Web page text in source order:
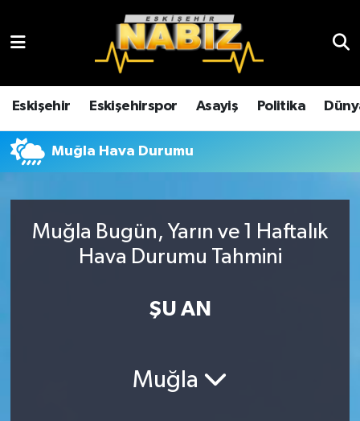
Eskişehir Eskişehirspor Asayiş Politika
Muğla Hava Durumu
Muğla Bugün, Yarın ve 1 Haftalık
Hava Durumu Tahmini
ŞU AN
Muğla
Çevre
Dünya
Ekonomi
Eskişehir
Eskişehir Hava Durumu
Eskişehir Trafik Yoğunluk Haritası
TFF 3.Lig 4.Grup Puan Durumu ve Fikstür
Son Dakika Haberleri
Haber Arşivi